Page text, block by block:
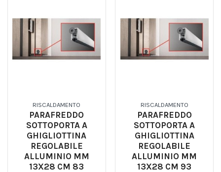
RISCALDAMENTO
PARAFREDDO
SOTTOPORTA A
GHIGLIOTTINA
REGOLABILE
ALLUMINIO MM
13X28 CM 83
RISCALDAMENTO
PARAFREDDO
SOTTOPORTA A
GHIGLIOTTINA
REGOLABILE
ALLUMINIO MM
13X28 CM 93